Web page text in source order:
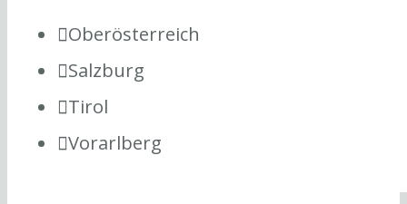
Oberösterreich
Salzburg
Tirol
Vorarlberg